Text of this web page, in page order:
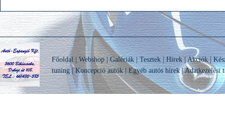
Főoldal |Webshop|Galériák|Tesztek|Hírek|Akciók|
tuning|Koncepció autók| Egyéb autós hírek|Adatkezelési